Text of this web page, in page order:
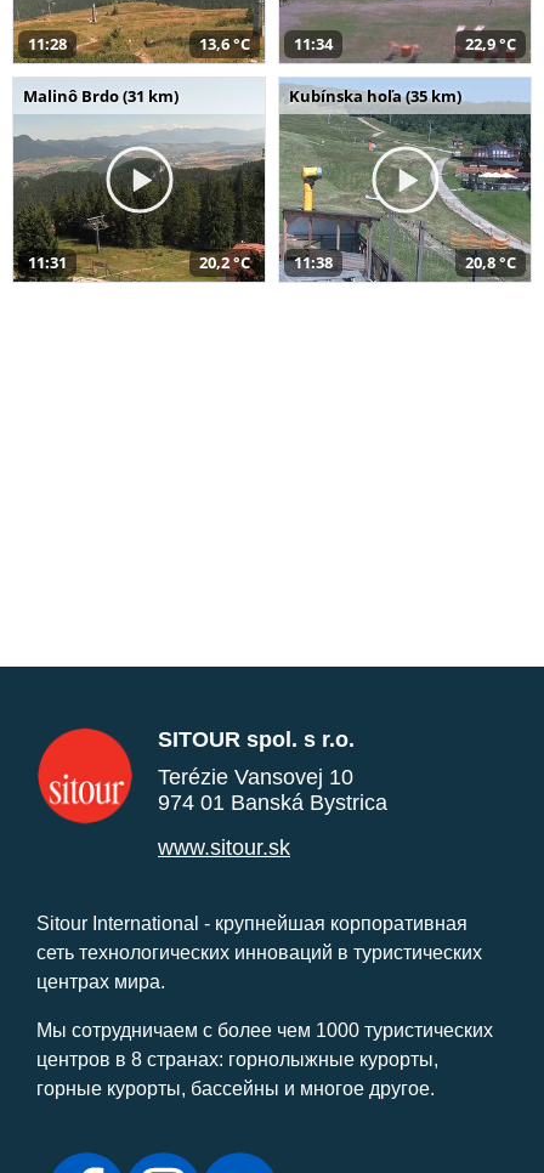
11:28 13,6 °C 11:34 22,9 °C
Malinô Brdo (31 km)
11:31 20,2 °C
Kubínska hoľa (35 km)
11:38 20,8 °C
SITOUR spol. s r.o.
Terézie Vansovej 10
974 01 Banská Bystrica
www.sitour.sk
Sitour International - крупнейшая корпоративная
сеть технологических инноваций в туристических
центрах мира.
Мы сотрудничаем с более чем 1000 туристических
центров в 8 странах: горнолыжные курорты,
горные курорты, бассейны и многое другое.